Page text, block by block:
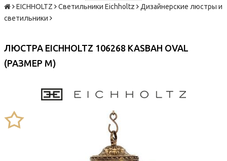
EICHHOLTZ Светильники Eichholtz
Дизайнерские люстры и
светильники
ЛЮСТРА EICHHOLTZ 106268 KASBAH OVAL
(РАЗМЕР M)